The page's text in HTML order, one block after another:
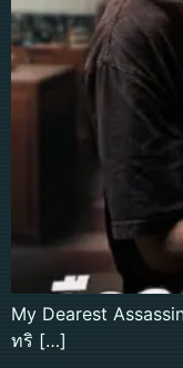
My Dearest
ทริ […]